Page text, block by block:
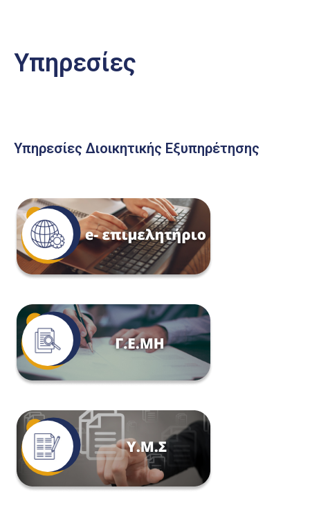
Υπηρεσίες
Υπηρεσίες Διοικητικής Εξυπηρέτησης